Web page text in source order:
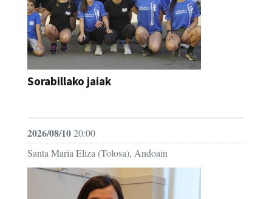
Sorabillako jaiak
2026/08/1020:00
Santa Maria Eliza (Tolosa), Andoain